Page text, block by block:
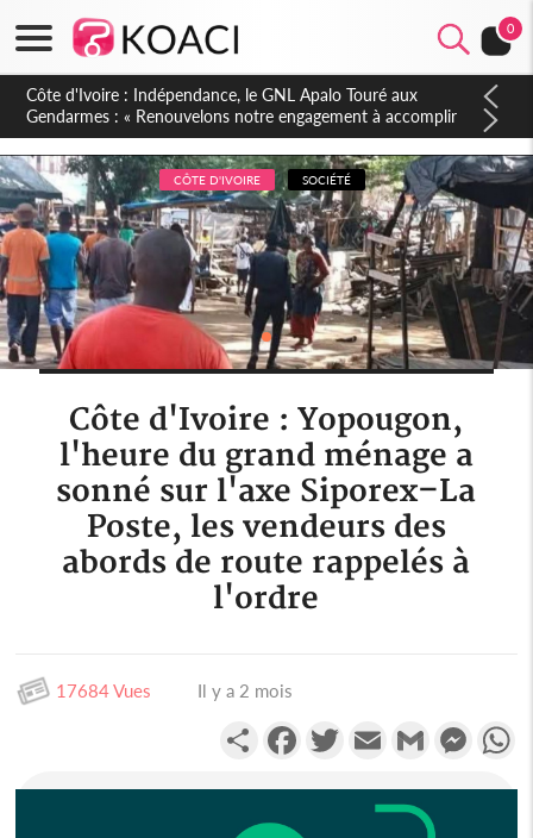
0
Sierra Leone : Un projet de réforme constitutionnelle en
gestation, points clés des amendements, un exclu d'avance
CÔTE D'IVOIRE SOCIÉTÉ
Côte d'Ivoire : Yopougon,
l'heure du grand ménage a
sonné sur l'axe Siporex–La
Poste, les vendeurs des
abords de route rappelés à
l'ordre
17684 Vues Il y a 2 mois
PartagerFacebookTwitterEmail Gmail